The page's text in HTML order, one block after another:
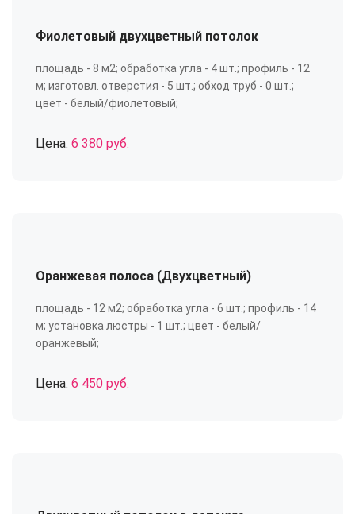
Фиолетовый двухцветный потолок
площадь - 8 м2; обработка угла - 4 шт.; профиль - 12
м; изготовл. отверстия - 5 шт.; обход труб - 0 шт.;
цвет - белый/фиолетовый;
Цена: 6 380 руб.
Оранжевая полоса (Двухцветный)
площадь - 12 м2; обработка угла - 6 шт.; профиль - 14
м; установка люстры - 1 шт.; цвет - белый/
оранжевый;
Цена: 6 450 руб.